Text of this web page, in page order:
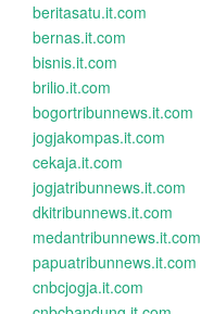
beritasatu.it.com
bernas.it.com
bisnis.it.com
brilio.it.com
bogortribunnews.it.com
jogjakompas.it.com
cekaja.it.com
jogjatribunnews.it.com
dkitribunnews.it.com
medantribunnews.it.com
papuatribunnews.it.com
cnbcjogja.it.com